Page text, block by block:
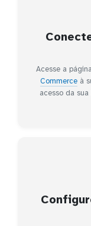
Acesse a
Commerce à
acesso da